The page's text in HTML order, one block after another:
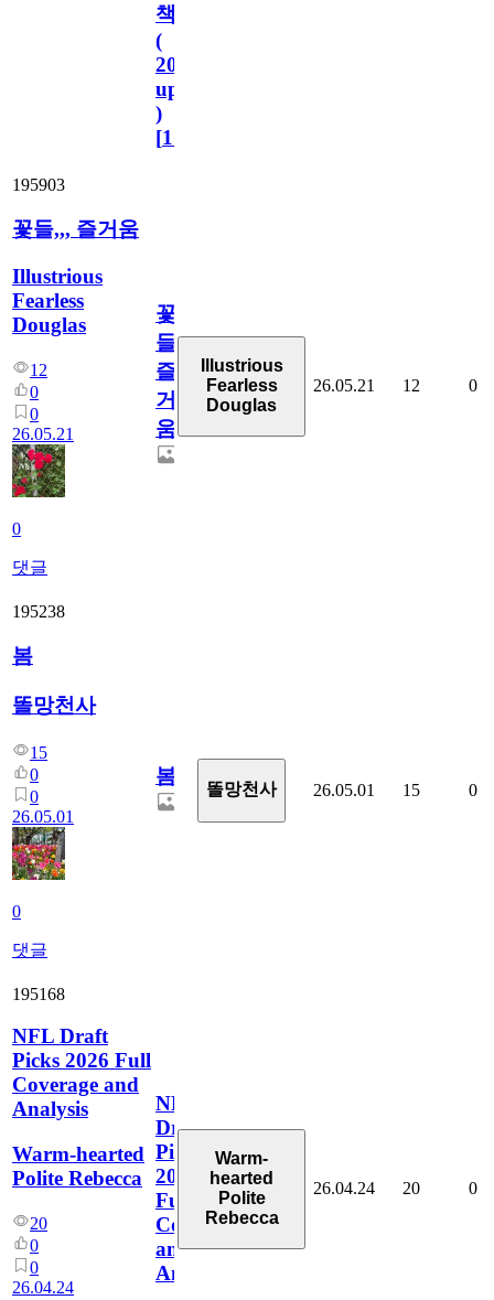
책
(
2023.11.1
update
)
[110
195903
꽃들,,, 즐거움
Illustrious
Fearless
Douglas
12
0
0
26.05.21
0
댓글
꽃
들,,,
즐
거
움
Illustrious
Fearless
Douglas
26.05.21 12 0
195238
봄
똘망천사
15
0
0
26.05.01
0
댓글
봄
똘망천사 26.05.01 15 0
195168
NFL Draft
Picks 2026 Full
Coverage and
Analysis
Warm-hearted
Polite Rebecca
20
0
0
26.04.24
NFL
Draft
Picks
2026
Full
Coverage
and
Analysis
Warm-
hearted
Polite
Rebecca
26.04.24 20 0